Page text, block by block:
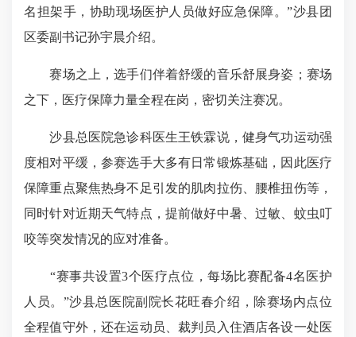
名担架手，协助现场医护人员做好应急保障。”沙县团
区委副书记孙宇晨介绍。
赛场之上，选手们伴着舒缓的音乐舒展身姿；赛场
之下，医疗保障力量全程在岗，密切关注赛况。
沙县总医院急诊科医生王铁霖说，健身气功运动强
度相对平缓，参赛选手大多有日常锻炼基础，因此医疗
保障重点聚焦热身不足引发的肌肉拉伤、腰椎扭伤等，
同时针对近期天气特点，提前做好中暑、过敏、蚊虫叮
咬等突发情况的应对准备。
“赛事共设置3个医疗点位，每场比赛配备4名医护
人员。”沙县总医院副院长花旺春介绍，除赛场内点位
全程值守外，还在运动员、裁判员入住酒店各设一处医